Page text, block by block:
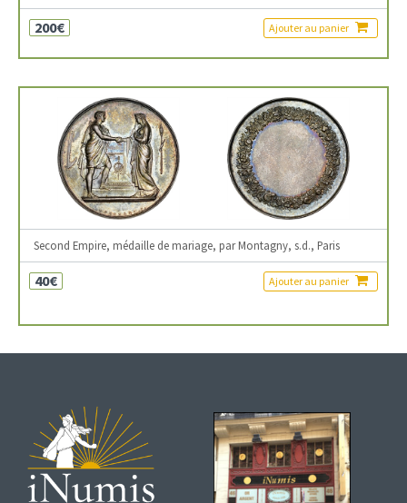
200€ Ajouter au panier
Second Empire, médaille de mariage, par Montagny, s.d., Paris
40€ Ajouter au panier